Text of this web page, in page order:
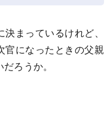
まっているけれど、
官になったときの父親
ろうか。